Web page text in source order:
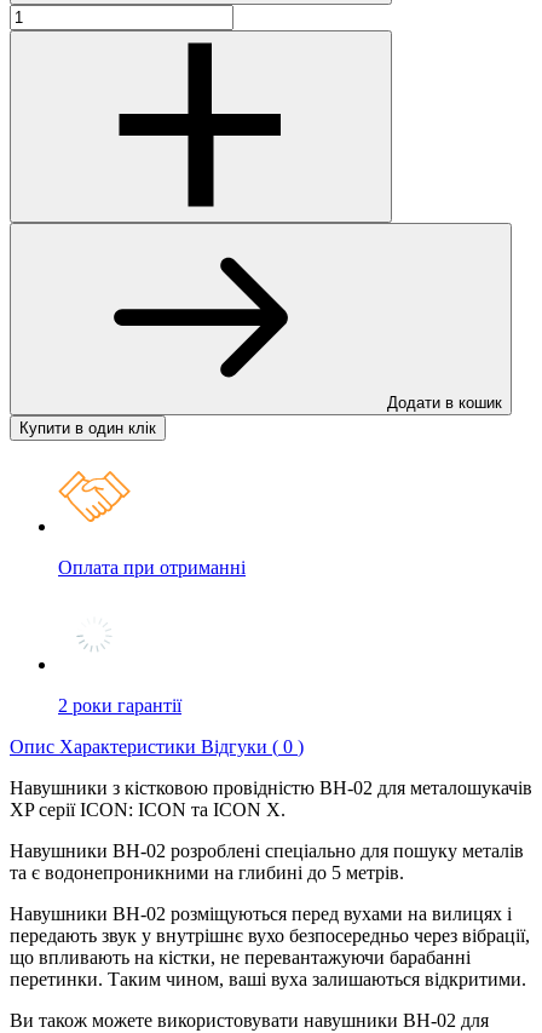
Додати в кошик
Купити в один клік
Оплата при отриманні
2 роки гарантії
Опис Характеристики Відгуки ( 0 )
Навушники з кістковою провідністю BH-02 для металошукачів
XP серії ICON: ICON та ICON X.
Навушники BH-02 розроблені спеціально для пошуку металів
та є водонепроникними на глибині до 5 метрів.
Навушники BH-02 розміщуються перед вухами на вилицях і
передають звук у внутрішнє вухо безпосередньо через вібрації,
що впливають на кістки, не перевантажуючи барабанні
перетинки. Таким чином, ваші вуха залишаються відкритими.
Ви також можете використовувати навушники BH-02 для